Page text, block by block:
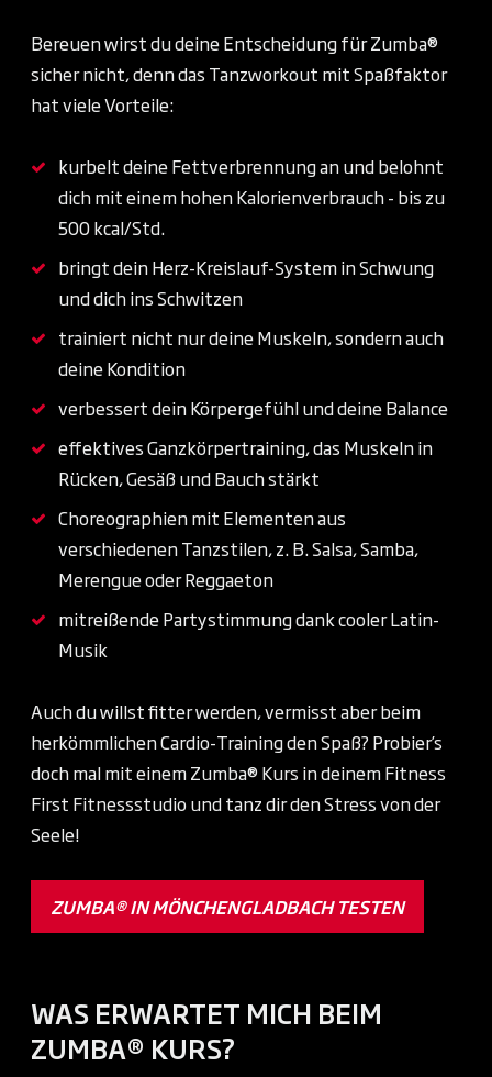
Bereuen wirst du deine Entscheidung für Zumba®
sicher nicht, denn das Tanzworkout mit Spaßfaktor
hat viele Vorteile:
kurbelt deine Fettverbrennung an und belohnt
dich mit einem hohen Kalorienverbrauch - bis zu
500 kcal/Std.
bringt dein Herz-Kreislauf-System in Schwung
und dich ins Schwitzen
trainiert nicht nur deine Muskeln, sondern auch
deine Kondition
verbessert dein Körpergefühl und deine Balance
effektives Ganzkörpertraining, das Muskeln in
Rücken, Gesäß und Bauch stärkt
Choreographien mit Elementen aus
verschiedenen Tanzstilen, z. B. Salsa, Samba,
Merengue oder Reggaeton
mitreißende Partystimmung dank cooler Latin-
Musik
Auch du willst fitter werden, vermisst aber beim
herkömmlichen Cardio-Training den Spaß? Probier’s
doch mal mit einem Zumba® Kurs in deinem Fitness
First Fitnessstudio und tanz dir den Stress von der
Seele!
ZUMBA® IN MÖNCHENGLADBACH TESTEN
WAS ERWARTET MICH BEIM
ZUMBA® KURS?